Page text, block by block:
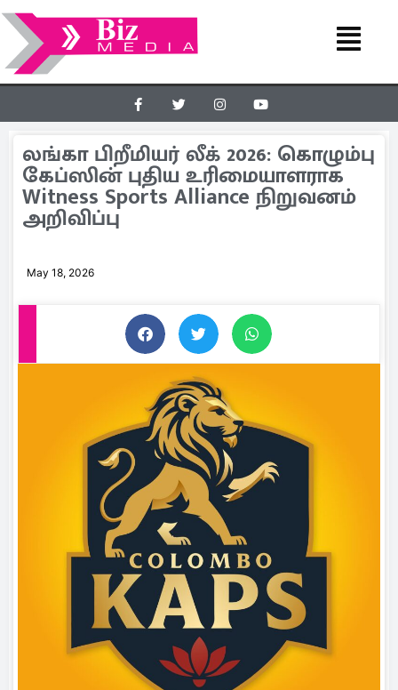
லங்கா பிறீமியர் லீக் 2026: கொழும்பு
கேப்ஸின் புதிய உரிமையாளராக
Witness Sports Alliance நிறுவனம்
அறிவிப்பு
May 18, 2026